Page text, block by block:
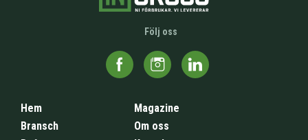
Följ oss
Hem
Magazine
Bransch
Om oss